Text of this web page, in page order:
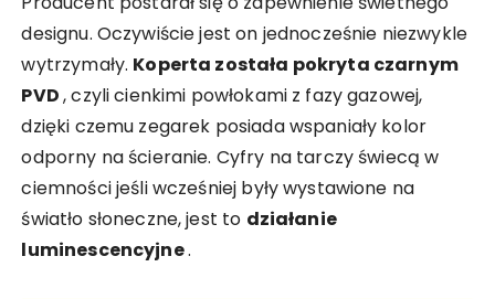
designu. Oczywiście jest on jednocześnie niezwykle
wytrzymały. Koperta została pokryta czarnym
PVD, czyli cienkimi powłokami z fazy gazowej,
dzięki czemu zegarek posiada wspaniały kolor
odporny na ścieranie. Cyfry na tarczy świecą w
ciemności jeśli wcześniej były wystawione na
światło słoneczne, jest to działanie
luminescencyjne.